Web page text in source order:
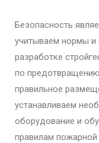
Безопасность
учитываем нормы и
разработке
по
правильное
устанавливаем
оборудование и
правилам пожарной